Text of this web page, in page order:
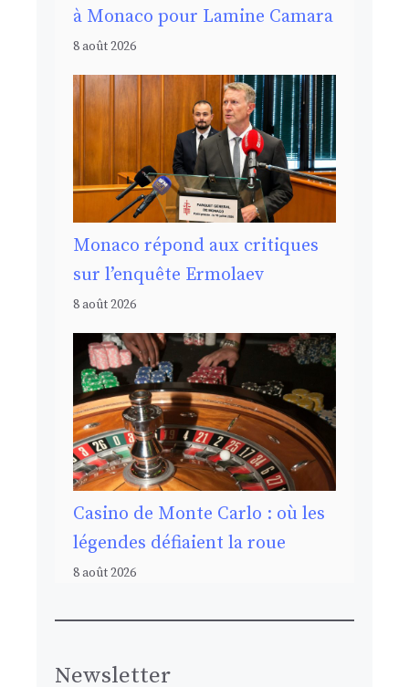
à Monaco pour Lamine Camara
8 août 2026
Monaco répond aux critiques
sur l’enquête Ermolaev
8 août 2026
Casino de Monte Carlo : où les
légendes défiaient la roue
8 août 2026
Newsletter